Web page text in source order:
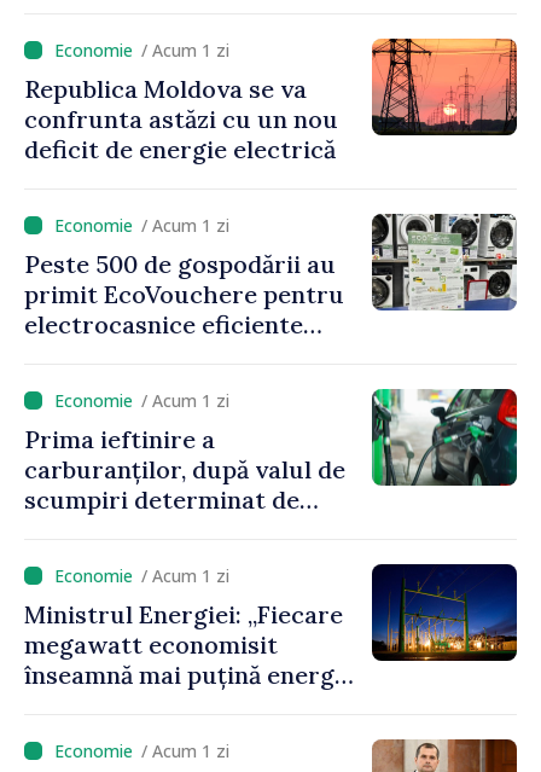
rurală în luna iulie
/ Acum 1 zi
Republica Moldova se va
confrunta astăzi cu un nou
deficit de energie electrică
/ Acum 1 zi
Peste 500 de gospodării au
primit EcoVouchere pentru
electrocasnice eficiente
/ Acum 1 zi
Prima ieftinire a
carburanților, după valul de
scumpiri determinat de
anunță prețuri mai mici la
benzină și motorină
/ Acum 1 zi
Ministrul Energiei: „Fiecare
megawatt economisit
înseamnă mai puțină energie
ridicate”
/ Acum 1 zi